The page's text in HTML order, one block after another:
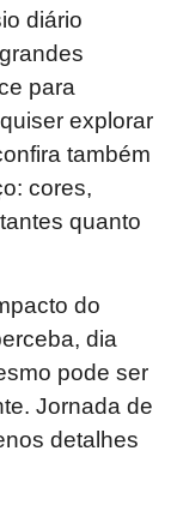
diário
para
explorar
também
cores,
quanto
do
dia
pode ser
Jornada de
detalhes